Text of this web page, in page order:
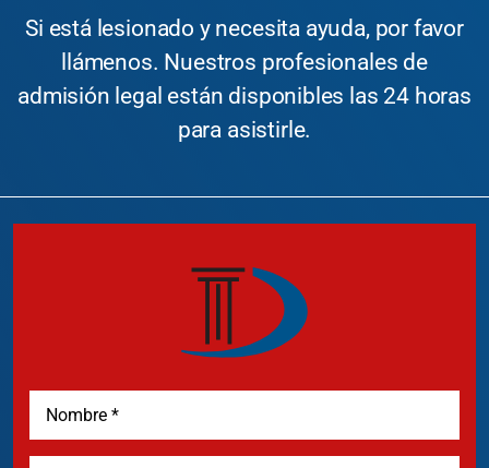
Si está lesionado y necesita ayuda, por favor
llámenos. Nuestros profesionales de
admisión legal están disponibles las 24 horas
para asistirle.